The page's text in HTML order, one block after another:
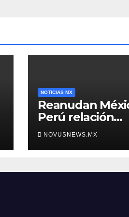
NOTICIAS MX
Reanudan
Perú relación
diplomática
NOVUSNEWS.MX